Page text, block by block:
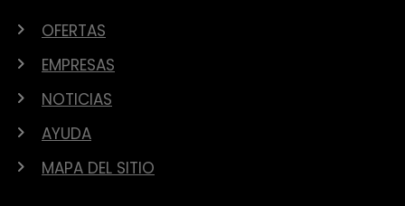
OFERTAS
EMPRESAS
NOTICIAS
AYUDA
MAPA DEL SITIO